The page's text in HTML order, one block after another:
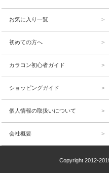
お気に入り一覧
初めての方へ
カラコン初心者ガイド
ショッピングガイド
個人情報の取扱いについて
会社概要
Copyright 2012-